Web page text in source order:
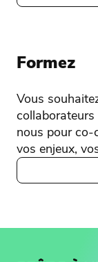
Formez
Vous
nous pour co-
vos enjeux,